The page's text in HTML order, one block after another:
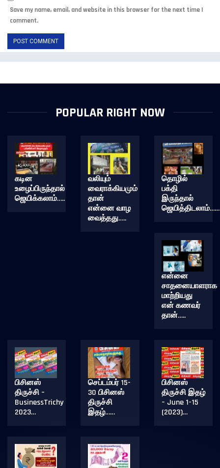
Save my name, email, and website in this browser for the next time I
comment.
POPULAR RIGHT NOW
கடின
உழைப்பிருந்தால்
ஜெயிக்கலாம்…..
வலியும்
வைராக்கியமும்
தான்
என்னை வாழ
வைத்தது…..
தொழில்
பக்தி
இருந்தால்
என்னை
சாதனையாளராக
மாற்றியது
என் கணவர்
தான்…..
பிசினஸ்
திருச்சி –
BusinessTrichy
2023…
செப்டம்பர் 15-
30 பிசினஸ்
திருச்சி
இதழ்……
பிசினஸ்
திருச்சி இதழ்
– June 1-15
(2023)…